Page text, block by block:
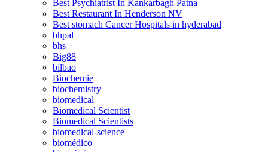
Best Psychiatrist In Kankarbagh Patna
Best Restaurant In Henderson NV
Best stomach Cancer Hospitals in hyderabad
bhpal
bhs
Big88
bilbao
Biochemie
biochemistry
biomedical
Biomedical Scientist
Biomedical Scientists
biomedical-science
biomédico